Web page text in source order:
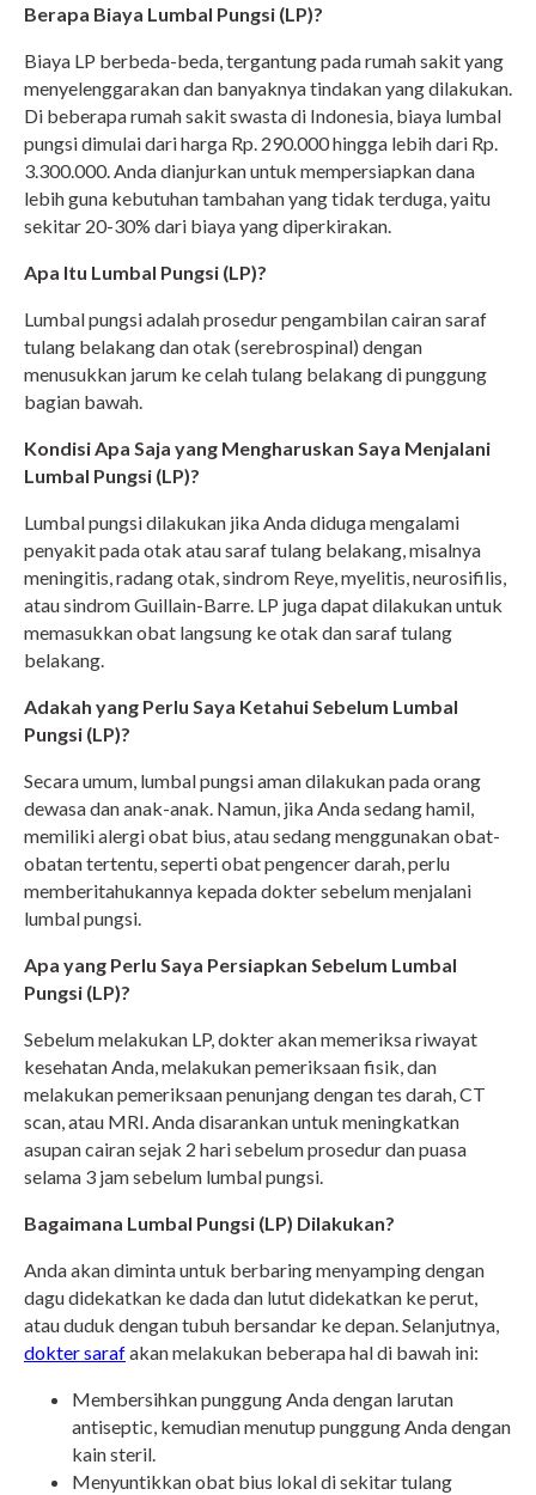
Berapa Biaya Lumbal Pungsi (LP)?
Biaya LP berbeda-beda, tergantung pada rumah sakit yang
menyelenggarakan dan banyaknya tindakan yang dilakukan.
Di beberapa rumah sakit swasta di Indonesia, biaya lumbal
pungsi dimulai dari harga Rp. 290.000 hingga lebih dari Rp.
3.300.000. Anda dianjurkan untuk mempersiapkan dana
lebih guna kebutuhan tambahan yang tidak terduga, yaitu
sekitar 20-30% dari biaya yang diperkirakan.
Apa Itu Lumbal Pungsi (LP)?
Lumbal pungsi adalah prosedur pengambilan cairan saraf
tulang belakang dan otak (serebrospinal) dengan
menusukkan jarum ke celah tulang belakang di punggung
bagian bawah.
Kondisi Apa Saja yang Mengharuskan Saya Menjalani
Lumbal Pungsi (LP)?
Lumbal pungsi dilakukan jika Anda diduga mengalami
penyakit pada otak atau saraf tulang belakang, misalnya
meningitis, radang otak, sindrom Reye, myelitis, neurosifilis,
atau sindrom Guillain-Barre. LP juga dapat dilakukan untuk
memasukkan obat langsung ke otak dan saraf tulang
belakang.
Adakah yang Perlu Saya Ketahui Sebelum Lumbal
Pungsi (LP)?
Secara umum, lumbal pungsi aman dilakukan pada orang
dewasa dan anak-anak. Namun, jika Anda sedang hamil,
memiliki alergi obat bius, atau sedang menggunakan obat-
obatan tertentu, seperti obat pengencer darah, perlu
memberitahukannya kepada dokter sebelum menjalani
lumbal pungsi.
Apa yang Perlu Saya Persiapkan Sebelum Lumbal
Pungsi (LP)?
Sebelum melakukan LP, dokter akan memeriksa riwayat
kesehatan Anda, melakukan pemeriksaan fisik, dan
melakukan pemeriksaan penunjang dengan tes darah, CT
scan, atau MRI. Anda disarankan untuk meningkatkan
asupan cairan sejak 2 hari sebelum prosedur dan puasa
selama 3 jam sebelum lumbal pungsi.
Bagaimana Lumbal Pungsi (LP) Dilakukan?
Anda akan diminta untuk berbaring menyamping dengan
dagu didekatkan ke dada dan lutut didekatkan ke perut,
atau duduk dengan tubuh bersandar ke depan. Selanjutnya,
dokter sarafakan melakukan beberapa hal di bawah ini:
Membersihkan punggung Anda dengan larutan
antiseptic, kemudian menutup punggung Anda dengan
kain steril.
Menyuntikkan obat bius lokal di sekitar tulang